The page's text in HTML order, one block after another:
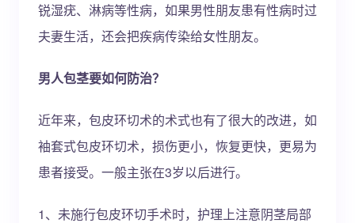
锐湿疣、淋病等性病，如果男性朋友患有性病时过
夫妻生活，还会把疾病传染给女性朋友。
男人包茎要如何防治？
近年来，包皮环切术的术式也有了很大的改进，如
袖套式包皮环切术，损伤更小，恢复更快，更易为
患者接受。一般主张在3岁以后进行。
1、未施行包皮环切手术时，护理上注意阴茎局部